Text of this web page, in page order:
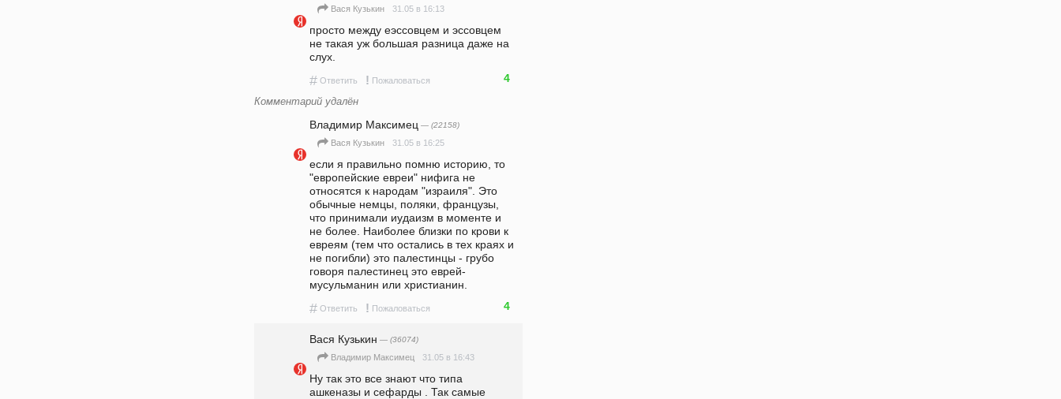
Вася Кузькин 31.05 в 16:13
просто между еэссовцем и эссовцем
не такая уж большая разница даже на
слух.
# Ответить ! Пожаловаться 4
Комментарий удалён
Владимир Максимец — (22158)
Вася Кузькин 31.05 в 16:25
если я правильно помню историю, то
"европейские евреи" нифига не
относятся к народам "израиля". Это
обычные немцы, поляки, французы,
что принимали иудаизм в моменте и
не более. Наиболее близки по крови к
евреям (тем что остались в тех краях и
не погибли) это палестинцы - грубо
говоря палестинец это еврей-
мусульманин или христианин.
# Ответить ! Пожаловаться 4
Вася Кузькин — (36074)
Владимир Максимец 31.05 в 16:43
Ну так это все знают что типа
ашкеназы и сефарды . Так самые